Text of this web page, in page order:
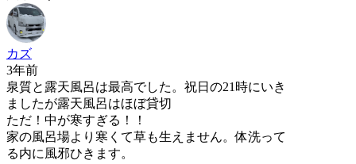
カズ
3年前
泉質と露天風呂は最高でした。祝日の21時にいき
ましたが露天風呂はほぼ貸切
ただ！中が寒すぎる！！
家の風呂場より寒くて草も生えません。体洗って
る内に風邪ひきます。